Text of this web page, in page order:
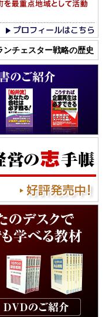
ンチェスター戦略の歴史